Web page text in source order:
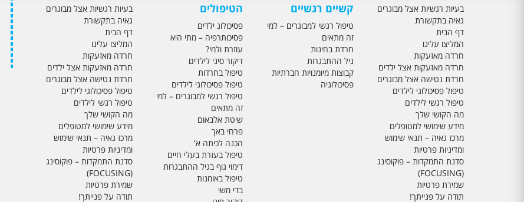
בעיות רגשיות אצל מבוגרים
גאיה בתקשורת
דף הבית
המליצו עלינו
חרדה מאזעקות
חרדה מאזעקות אצל ילדים
חרדת נטישה אצל מבוגרים
טיפול פסיכולוגי לילדים
טיפול רגשי לילדים
מה הקושי שלך
מידע שימושי למטופלים
מרכז גאיה – תנאי שימוש
ומדיניות פרטיות
סדנת התמקדות – פוקוסינג
(FOCUSING)
שמירת פרטיות
תודה על פנייתך!
קשיים רגשיים
טיפול רגשי למבוגרים – למי
זה מתאים
חרדת בחינות
גיל ההתבגרות
קבוצות מיומנויות חברתיות
פסיכולוגיה
הטיפולים
פסיכולוג ילדים
פסיכותרפיה – מתי היא
עוזרת ולמי?
דיקור סיני לילדים
טיפול בחרדות
טיפול פסיכולוגי לילדים
טיפול רגשי למבוגרים – למי
זה מתאים
שיטת אלבאום
פרחי באך
הכנה לכיתה א'
טיפול בעזרת בעלי חיים
דימוי גוף בגיל ההתבגרות
טיפול באומנות
בדי משי
בעיות רגשיות אצל מבוגרים
גאיה בתקשורת
דף הבית
המליצו עלינו
חרדה מאזעקות
חרדה מאזעקות אצל ילדים
חרדת נטישה אצל מבוגרים
טיפול פסיכולוגי לילדים
טיפול רגשי לילדים
מה הקושי שלך
מידע שימושי למטופלים
מרכז גאיה – תנאי שימוש
ומדיניות פרטיות
סדנת התמקדות – פוקוסינג
(FOCUSING)
שמירת פרטיות
תודה על פנייתך!